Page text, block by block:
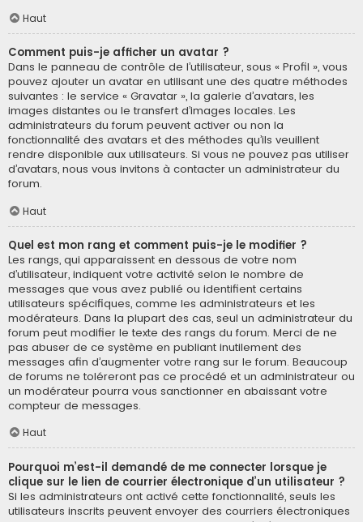
Haut
Comment puis-je afficher un avatar ?
Dans le panneau de contrôle de l’utilisateur, sous « Profil », vous
pouvez ajouter un avatar en utilisant une des quatre méthodes
suivantes : le service « Gravatar », la galerie d’avatars, les
images distantes ou le transfert d’images locales. Les
administrateurs du forum peuvent activer ou non la
fonctionnalité des avatars et des méthodes qu’ils veuillent
rendre disponible aux utilisateurs. Si vous ne pouvez pas utiliser
d’avatars, nous vous invitons à contacter un administrateur du
forum.
Haut
Quel est mon rang et comment puis-je le modifier ?
Les rangs, qui apparaissent en dessous de votre nom
d’utilisateur, indiquent votre activité selon le nombre de
messages que vous avez publié ou identifient certains
utilisateurs spécifiques, comme les administrateurs et les
modérateurs. Dans la plupart des cas, seul un administrateur du
forum peut modifier le texte des rangs du forum. Merci de ne
pas abuser de ce système en publiant inutilement des
messages afin d’augmenter votre rang sur le forum. Beaucoup
de forums ne toléreront pas ce procédé et un administrateur ou
un modérateur pourra vous sanctionner en abaissant votre
compteur de messages.
Haut
Pourquoi m’est-il demandé de me connecter lorsque je
clique sur le lien de courrier électronique d’un utilisateur ?
Si les administrateurs ont activé cette fonctionnalité, seuls les
utilisateurs inscrits peuvent envoyer des courriers électroniques